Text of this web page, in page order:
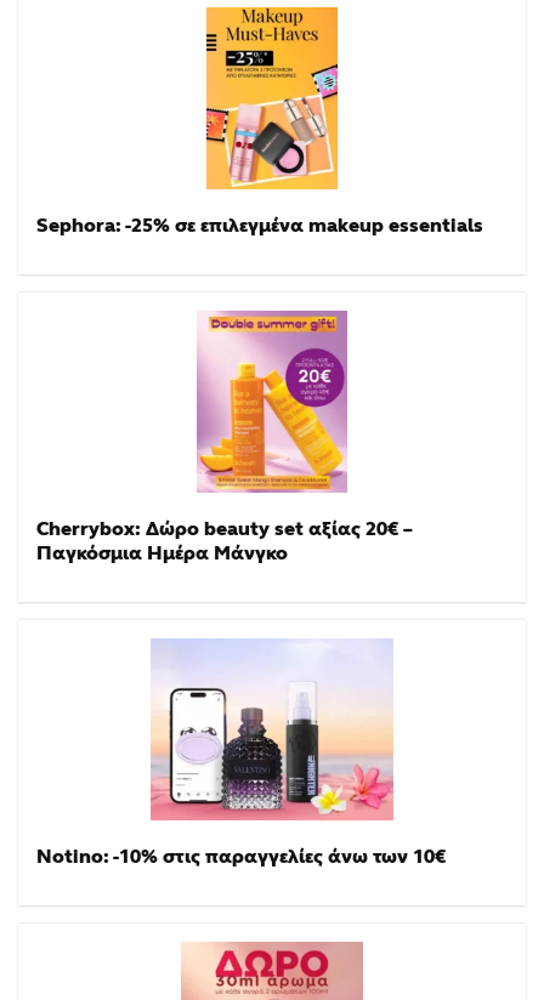
Sephora: -25% σε επιλεγμένα makeup essentials
Cherrybox: Δώρο beauty set αξίας 20€ –
Παγκόσμια Ημέρα Μάνγκο
Notino: -10% στις παραγγελίες άνω των 10€